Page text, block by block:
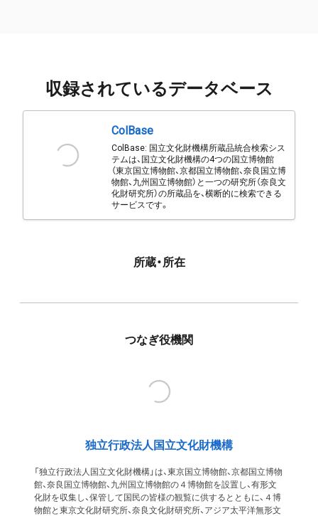
収録されているデータベース
ColBase
ColBase: 国立文化財機構所蔵品統合検索シス
テムは、国立文化財機構の4つの国立博物館
（東京国立博物館、京都国立博物館、奈良国立博
物館、九州国立博物館）と一つの研究所（奈良文
化財研究所）の所蔵品を、横断的に検索できる
サービスです。
所蔵・所在
つなぎ役機関
独立行政法人国立文化財機構
「独立行政法人国立文化財機構」は、東京国立博物館、京都国立博物
館、奈良国立博物館、九州国立博物館の４博物館を設置し、有形文
化財を収集し、保管して国民の皆様の観覧に供するとともに、４博
物館と東京文化財研究所、奈良文化財研究所、アジア太平洋無形文